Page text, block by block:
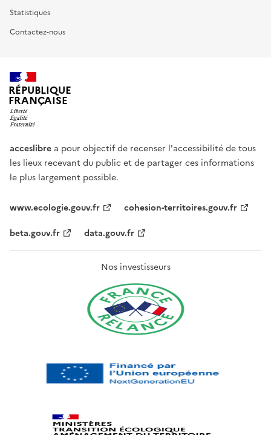
Statistiques
Contactez-nous
RÉPUBLIQUE
FRANÇAISE
acceslibre a pour objectif de recenser l'accessibilité de tous
les lieux recevant du public et de partager ces informations
le plus largement possible.
www.ecologie.gouv.fr
cohesion-territoires.gouv.fr
beta.gouv.fr
data.gouv.fr
Nos investisseurs